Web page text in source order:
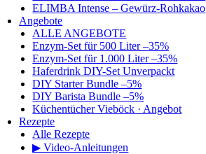
ELIMBA Intense – Gewürz-Rohkakao
Angebote
ALLE ANGEBOTE
Enzym-Set für 500 Liter –35%
Enzym-Set für 1.000 Liter –35%
Haferdrink DIY-Set Unverpackt
DIY Starter Bundle –5%
DIY Barista Bundle –5%
Küchentücher Vieböck · Angebot
Rezepte
Alle Rezepte
▶ Video-Anleitungen